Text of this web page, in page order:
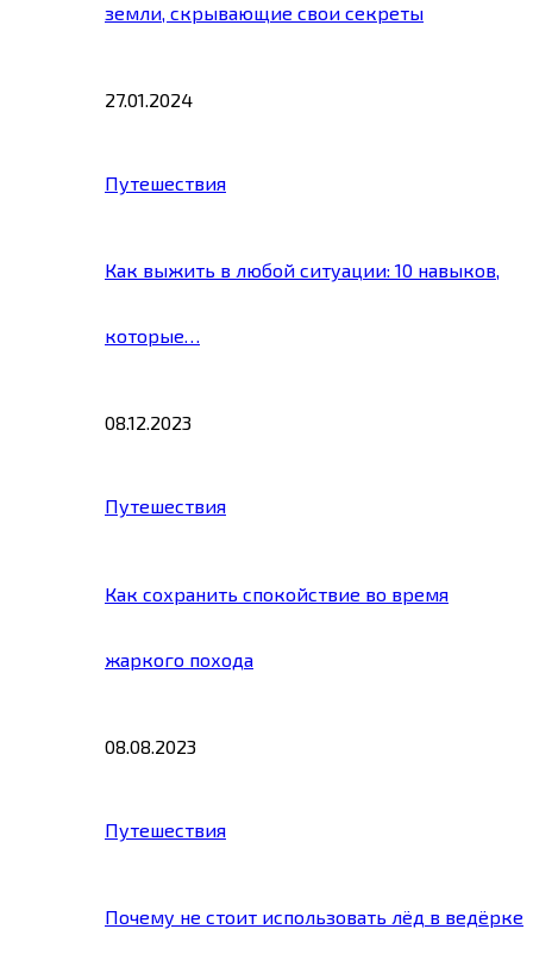
земли, скрывающие свои секреты
27.01.2024
Путешествия
Как выжить в любой ситуации: 10 навыков,
которые…
08.12.2023
Путешествия
Как сохранить спокойствие во время
жаркого похода
08.08.2023
Путешествия
Почему не стоит использовать лёд в ведёрке